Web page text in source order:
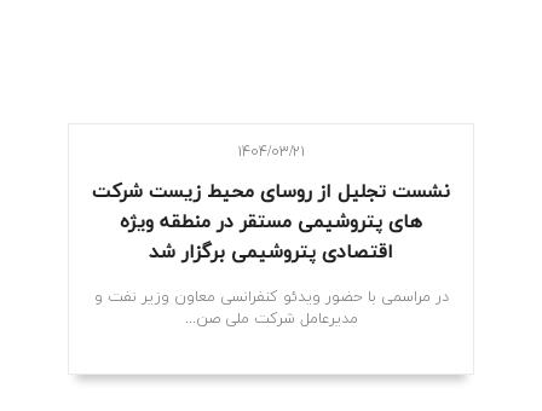
۱۴۰۴/۰۳/۲۱
نشست تجلیل از روسای محیط زیست شرکت
های پتروشیمی‌ مستقر در منطقه ویژه
اقتصادی پتروشیمی برگزار شد
در مراسمی با حضور ویدئو کنفرانسی معاون وزیر نفت و
مدیرعامل شرکت ملی صن...